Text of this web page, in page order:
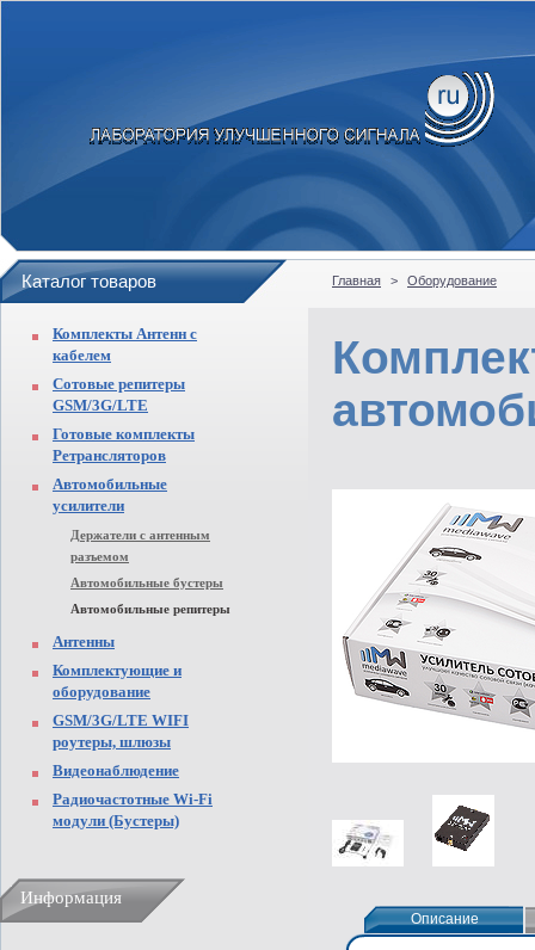
Каталог товаров
Комплекты Антенн с
кабелем
Сотовые репитеры
GSM/3G/LTE
Готовые комплекты
Ретрансляторов
Автомобильные
усилители
Держатели с антенным
разъемом
Автомобильные бустеры
Автомобильные репитеры
Антенны
Комплектующие и
оборудование
GSM/3G/LTE WIFI
роутеры, шлюзы
Видеонаблюдение
Радиочастотные Wi-Fi
модули (Бустеры)
Информация
Главная > Оборудование
Описание
Описание